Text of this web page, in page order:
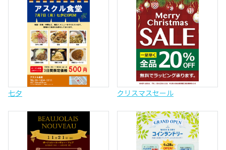
七夕 クリスマスセール